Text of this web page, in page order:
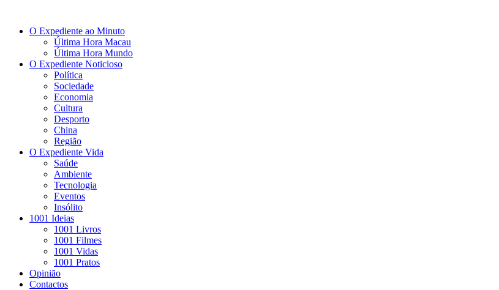
O Expediente ao Minuto
Última Hora Macau
Última Hora Mundo
O Expediente Noticioso
Política
Sociedade
Economia
Cultura
Desporto
China
Região
O Expediente Vida
Saúde
Ambiente
Tecnologia
Eventos
Insólito
1001 Ideias
1001 Livros
1001 Filmes
1001 Vidas
1001 Pratos
Opinião
Contactos